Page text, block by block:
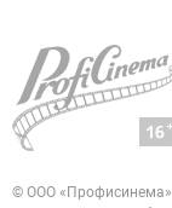
© ООО «Профисинема»